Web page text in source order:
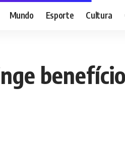
Mundo Esporte Cultura